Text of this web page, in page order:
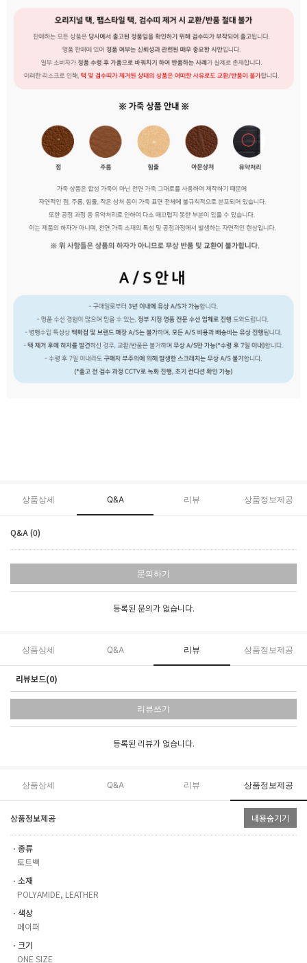
상품상세 Q&A 리뷰 상품정보제공
Q&A (0)
문의하기
등록된 문의가 없습니다.
상품상세 Q&A 리뷰 상품정보제공
리뷰보드(0)
리뷰쓰기
등록된 리뷰가 없습니다.
상품상세 Q&A 리뷰 상품정보제공
상품정보제공 내용숨기기
ㆍ종류
토트백
ㆍ소재
POLYAMIDE, LEATHER
ㆍ색상
페이퍼
ㆍ크기
ONE SIZE